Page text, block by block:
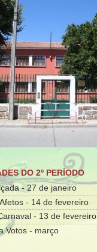
DO 2º PERÍODO
- 27 de janeiro
- 14 de fevereiro
- 13 de fevereiro
Votos - março